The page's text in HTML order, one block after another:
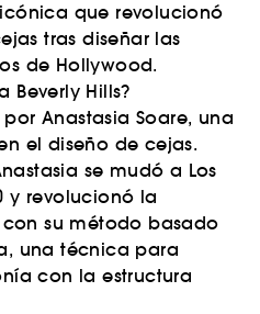
que revolucionó
tras diseñar las
de Hollywood.
Beverly Hills?
Anastasia Soare, una
el diseño de cejas.
se mudó a Los
y revolucionó la
su método basado
una técnica para
con la estructura